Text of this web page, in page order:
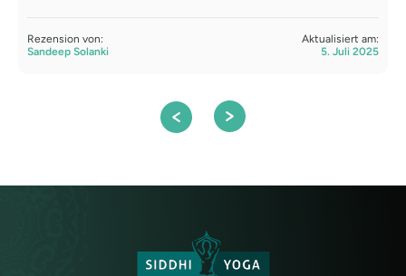
Rezension von:
Sandeep Solanki
Aktualisiert am:
5. Juli 2025